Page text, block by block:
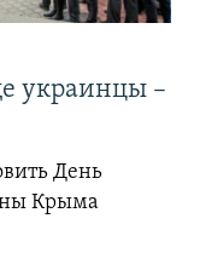
украинцы –
День
Крыма